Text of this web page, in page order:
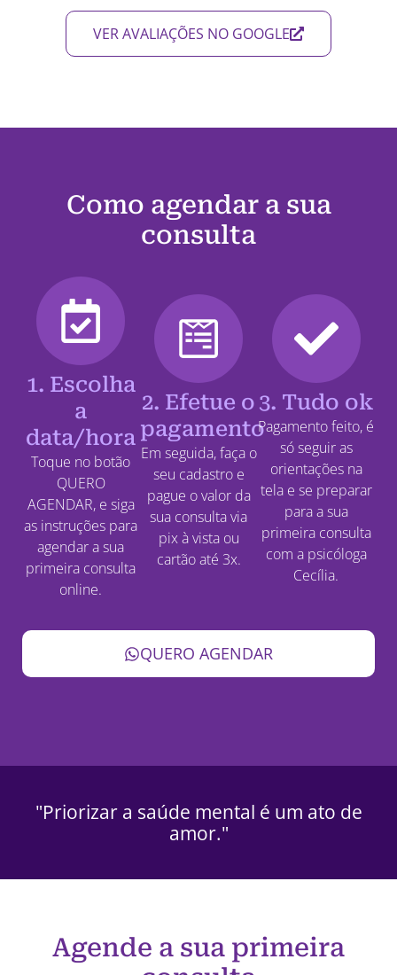
VER AVALIAÇÕES NO GOOGLE
Como agendar a sua
consulta
1. Escolha
a
data/hora
Toque no botão
QUERO
AGENDAR, e siga
as instruções para
agendar a sua
primeira consulta
online.
2. Efetue o
pagamento
Em seguida, faça o
seu cadastro e
pague o valor da
sua consulta via
pix à vista ou
cartão até 3x.
3. Tudo ok
Pagamento feito, é
só seguir as
orientações na
tela e se preparar
para a sua
primeira consulta
com a psicóloga
Cecília.
QUERO AGENDAR
"Priorizar a saúde mental é um ato de
amor."
Agende a sua primeira